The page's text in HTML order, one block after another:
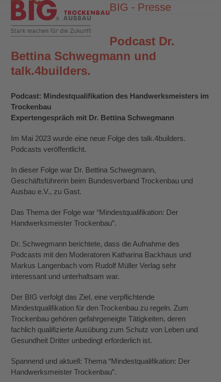
content
Open
mobile
menu
Close
mobile
menu
BIG - Presse
Podcast Dr.
Bettina Schwegmann und
talk.4builders.
Podcast: Mindestqualifikation des Handwerksmeisters im
Trockenbau
Expertengespräch mit Dr. Bettina Schwegmann
Im Mai 2023 wurde eine neue Folge des talk.4builders.
Podcasts veröffentlicht.
In dieser Folge war Dr. Bettina Schwegmann,
Geschäftsführerin beim Bundesverband Trockenbau und
Ausbau e.V., zu Gast.
Das Thema der Folge war “Mindestqualifikation: Der
Handwerksmeister Trockenbau”.
Dr. Schwegmann berichtete, dass die Aufnahme des
Podcasts mit den Moderatoren Katharina Backhaus und
Markus Langenbach vom Rudolf Müller Verlag sehr
interessant und unterhaltsam war.
Der BIG verfolgt das Ziel, eine verpflichtende
Mindestqualifikation für den Trockenbau zu regeln. Zum
Trockenbau gehören gefahrgeneigte Tätigkeiten, deren
fachlich qualifizierte Ausübung zum Schutz von Leben und
Gesundheit Dritter unbedingt erforderlich ist.
Spannend und aktuell: Thema “Mindestqualifikation: Der
Handwerksmeister Trockenbau”.